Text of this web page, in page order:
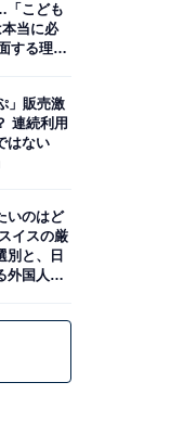
「こども
当に必
する理想
」販売激
連続利用
はない
いのはど
イスの厳
別と、日
外国人政